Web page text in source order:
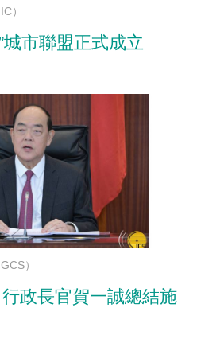
）
城市聯盟正式成立
）
政長官賀一誠總結施